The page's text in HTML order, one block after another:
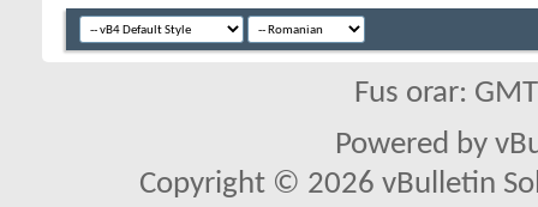
Fus orar:
Powered by
Copyright © 2026 vBulletin